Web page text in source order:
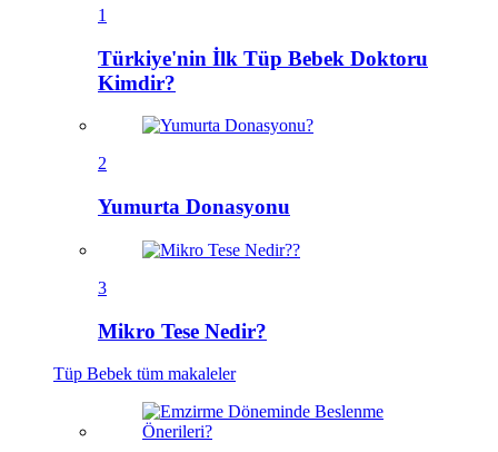
1
Türkiye'nin İlk Tüp Bebek Doktoru
Kimdir?
2
Yumurta Donasyonu
3
Mikro Tese Nedir?
Tüp Bebek tüm makaleler